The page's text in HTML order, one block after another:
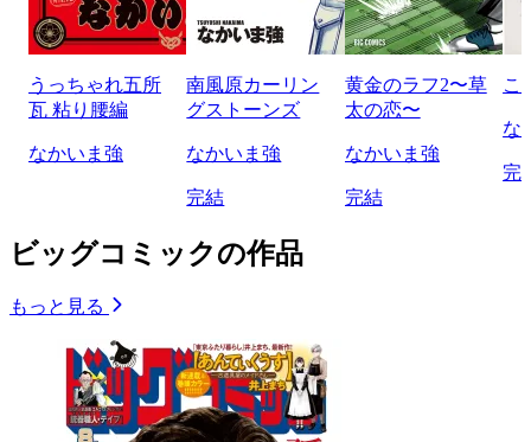
うっちゃれ五所
瓦 粘り腰編
なかいま強
南風原カーリン
グストーンズ
なかいま強
完結
黄金のラフ2〜草
太の恋〜
なかいま強
完結
こ
な
完
ビッグコミックの作品
もっと見る